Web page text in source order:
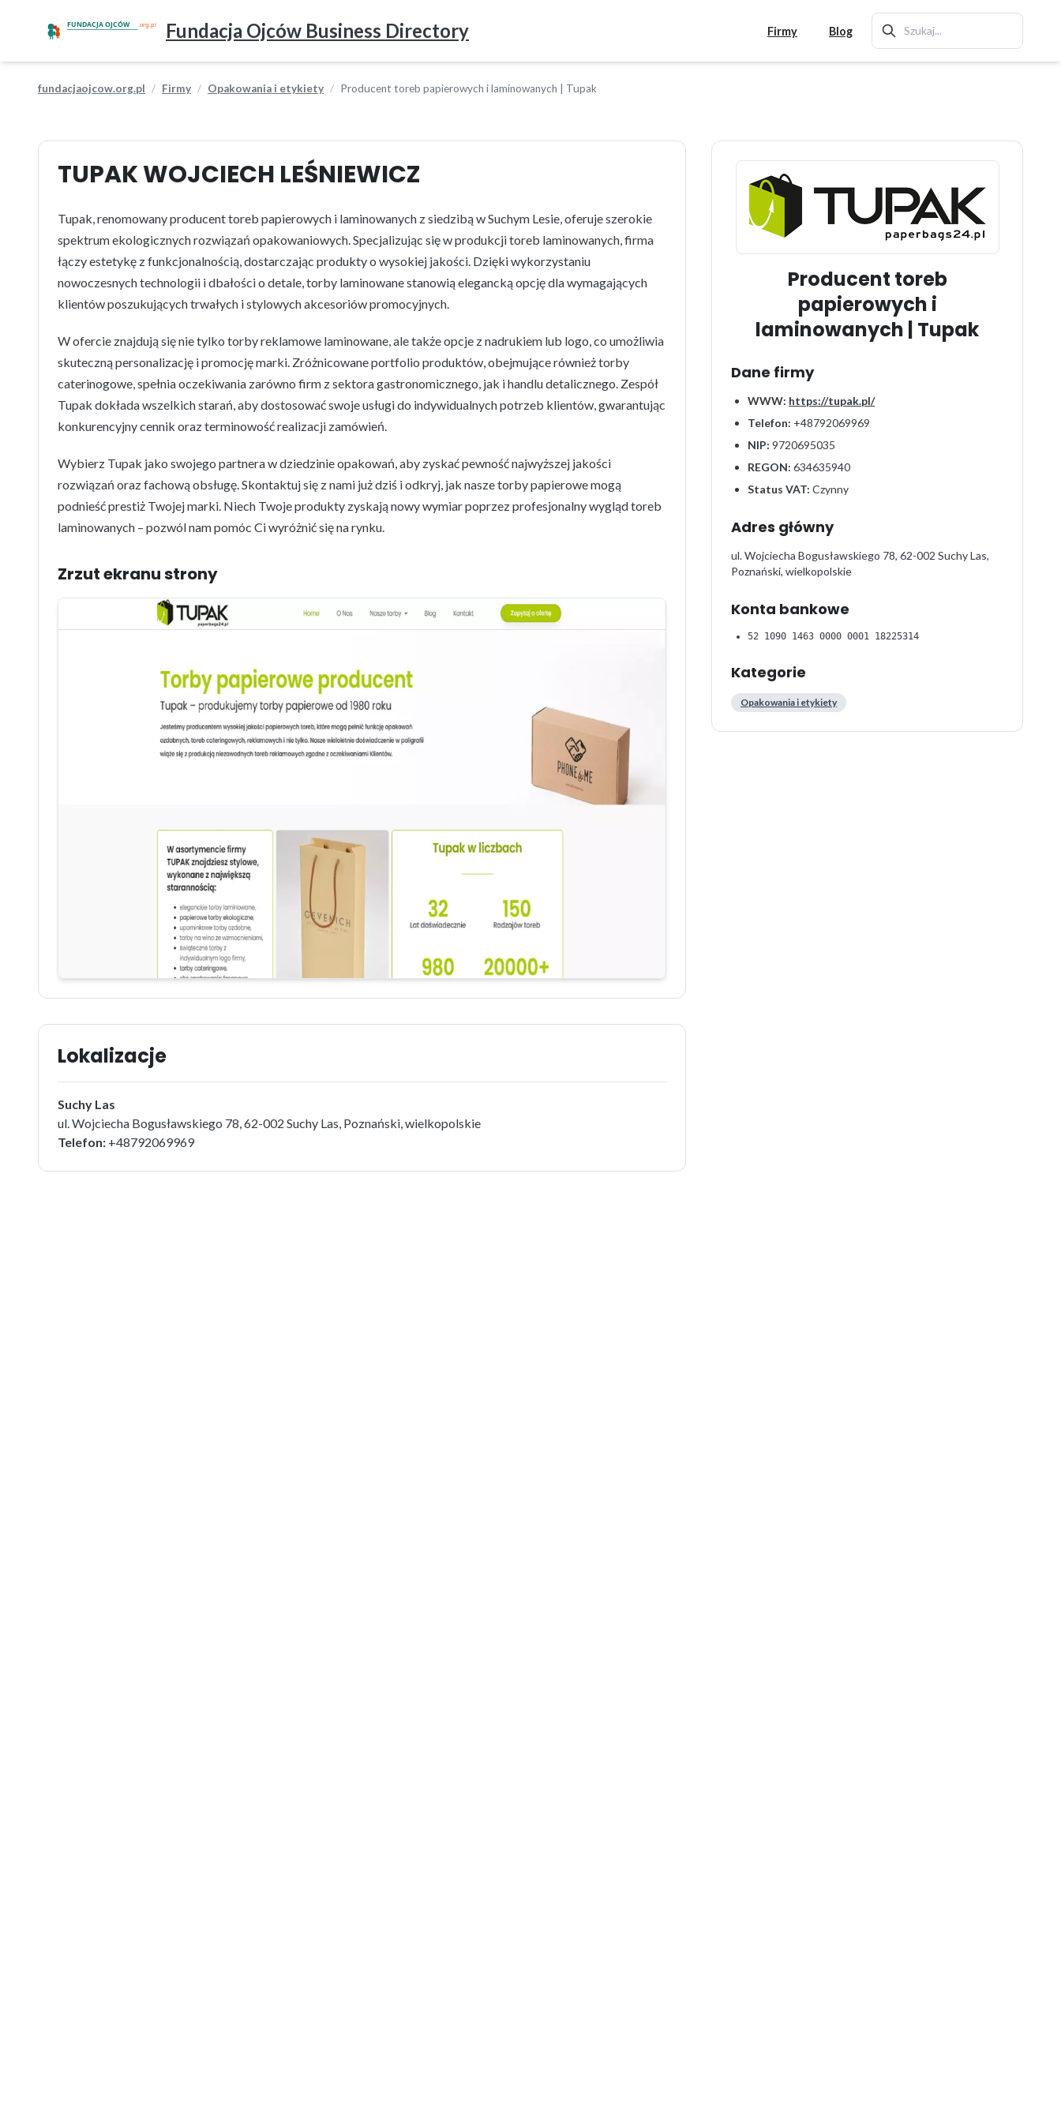
Fundacja Ojców Business Directory Firmy Blog
fundacjaojcow.org.pl Firmy Opakowania i etykiety Producent toreb papierowych i laminowanych | Tupak
TUPAK WOJCIECH LEŚNIEWICZ
Tupak, renomowany producent toreb papierowych i laminowanych z siedzibą w Suchym Lesie, oferuje szerokie
spektrum ekologicznych rozwiązań opakowaniowych. Specjalizując się w produkcji toreb laminowanych, firma
łączy estetykę z funkcjonalnością, dostarczając produkty o wysokiej jakości. Dzięki wykorzystaniu
nowoczesnych technologii i dbałości o detale, torby laminowane stanowią elegancką opcję dla wymagających
klientów poszukujących trwałych i stylowych akcesoriów promocyjnych.
W ofercie znajdują się nie tylko torby reklamowe laminowane, ale także opcje z nadrukiem lub logo, co umożliwia
skuteczną personalizację i promocję marki. Zróżnicowane portfolio produktów, obejmujące również torby
caterinogowe, spełnia oczekiwania zarówno firm z sektora gastronomicznego, jak i handlu detalicznego. Zespół
Tupak dokłada wszelkich starań, aby dostosować swoje usługi do indywidualnych potrzeb klientów, gwarantując
konkurencyjny cennik oraz terminowość realizacji zamówień.
Wybierz Tupak jako swojego partnera w dziedzinie opakowań, aby zyskać pewność najwyższej jakości
rozwiązań oraz fachową obsługę. Skontaktuj się z nami już dziś i odkryj, jak nasze torby papierowe mogą
podnieść prestiż Twojej marki. Niech Twoje produkty zyskają nowy wymiar poprzez profesjonalny wygląd toreb
laminowanych – pozwól nam pomóc Ci wyróżnić się na rynku.
Zrzut ekranu strony
Lokalizacje
Suchy Las
ul. Wojciecha Bogusławskiego 78, 62-002 Suchy Las, Poznański, wielkopolskie
Telefon: +48792069969
Producent toreb
papierowych i
laminowanych | Tupak
Dane firmy
WWW: https://tupak.pl/
Telefon: +48792069969
NIP: 9720695035
REGON: 634635940
Status VAT: Czynny
Adres główny
ul. Wojciecha Bogusławskiego 78, 62-002 Suchy Las,
Poznański, wielkopolskie
Konta bankowe
52 1090 1463 0000 0001 18225314
Kategorie
Opakowania i etykiety